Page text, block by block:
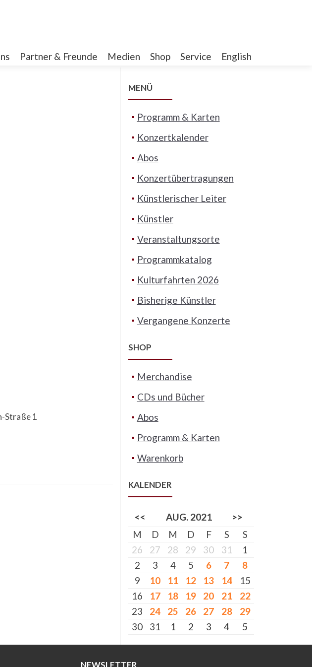
Partner & Freunde Medien Shop Service English
Straße 1
MENÜ
Programm & Karten
Konzertkalender
Abos
Konzertübertragungen
Künstlerischer Leiter
Künstler
Veranstaltungsorte
Programmkatalog
Kulturfahrten 2026
Bisherige Künstler
Vergangene Konzerte
SHOP
Merchandise
CDs und Bücher
Abos
Programm & Karten
Warenkorb
KALENDER
<< AUG. 2021
>>
M
D M D F S
S
26
27 28 29 30 31
1
2
3 4 5 6 7
8
9
10 11 12 13 14
15
16
17 18 19 20 21
22
23
24 25 26 27 28
29
30
31 1 2 3 4 5
NEWSLETTER